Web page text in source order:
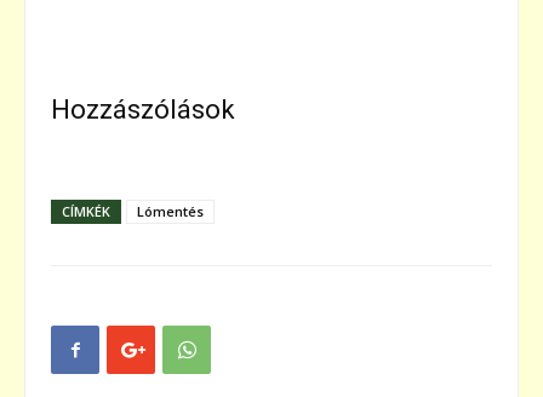
Hozzászólások
CÍMKÉK Lómentés